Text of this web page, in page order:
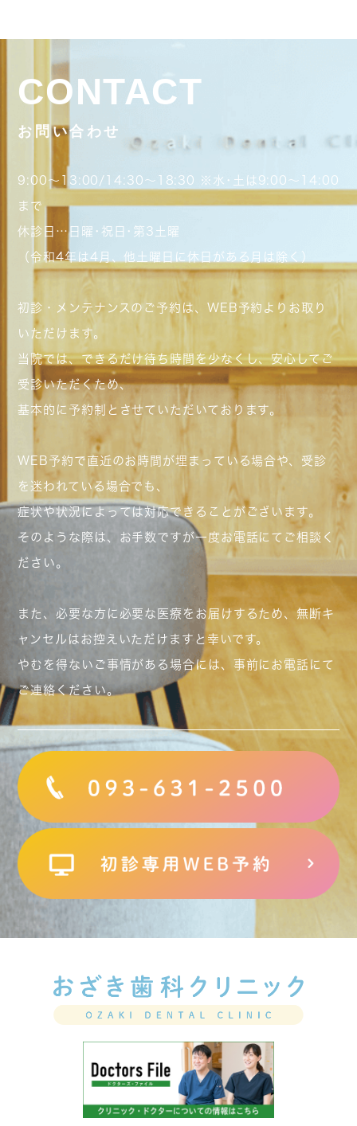
CONTACT
お問い合わせ
9:00～13:00/14:30～18:30 ※水･土は9:00～14:00
まで
休診日…日曜･祝日･第3土曜
（令和4年は4月、他土曜日に休日がある月は除く）
初診・メンテナンスのご予約は、WEB予約よりお取り
いただけます。
当院では、できるだけ待ち時間を少なくし、安心してご
受診いただくため、
基本的に予約制とさせていただいております。
WEB予約で直近のお時間が埋まっている場合や、受診
を迷われている場合でも、
症状や状況によっては対応できることがございます。
そのような際は、お手数ですが一度お電話にてご相談く
ださい。
また、必要な方に必要な医療をお届けするため、無断キ
ャンセルはお控えいただけますと幸いです。
やむを得ないご事情がある場合には、事前にお電話にて
ご連絡ください。